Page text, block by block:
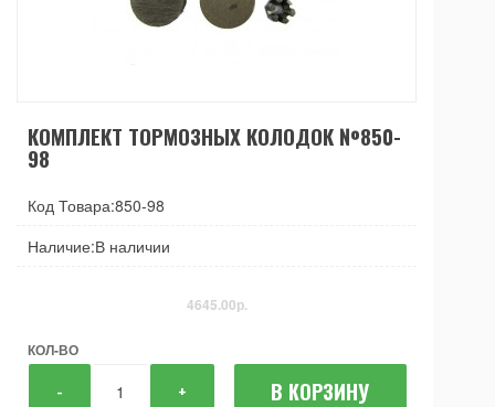
КОМПЛЕКТ ТОРМОЗНЫХ КОЛОДОК №850-
98
Код Товара:850-98
Наличие:В наличии
4645.00р.
КОЛ-ВО
- + В КОРЗИНУ